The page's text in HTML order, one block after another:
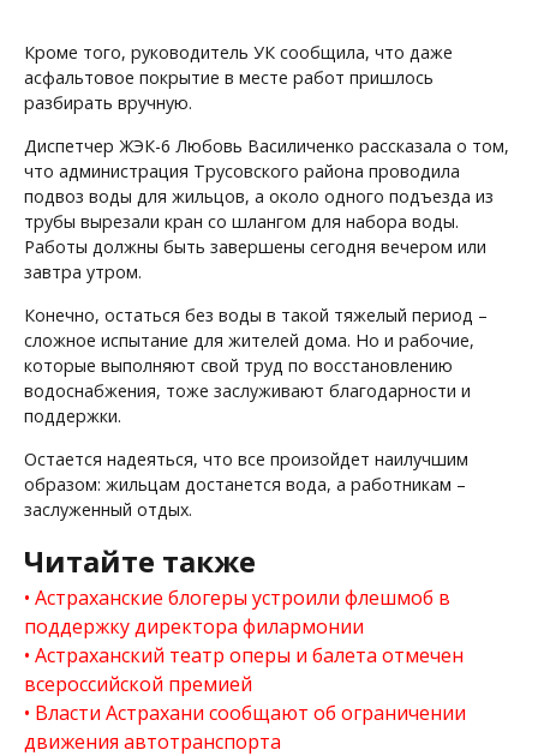
Кроме того, руководитель УК сообщила, что даже
асфальтовое покрытие в месте работ пришлось
разбирать вручную.
Диспетчер ЖЭК-6 Любовь Василиченко рассказала о том,
что администрация Трусовского района проводила
подвоз воды для жильцов, а около одного подъезда из
трубы вырезали кран со шлангом для набора воды.
Работы должны быть завершены сегодня вечером или
завтра утром.
Конечно, остаться без воды в такой тяжелый период –
сложное испытание для жителей дома. Но и рабочие,
которые выполняют свой труд по восстановлению
водоснабжения, тоже заслуживают благодарности и
поддержки.
Остается надеяться, что все произойдет наилучшим
образом: жильцам достанется вода, а работникам –
заслуженный отдых.
Читайте также
Астраханские блогеры устроили флешмоб в
поддержку директора филармонии
Астраханский театр оперы и балета отмечен
всероссийской премией
Власти Астрахани сообщают об ограничении
движения автотранспорта